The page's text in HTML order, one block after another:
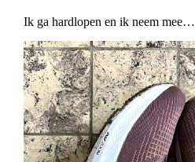
Ik ga hardlopen en ik neem mee…